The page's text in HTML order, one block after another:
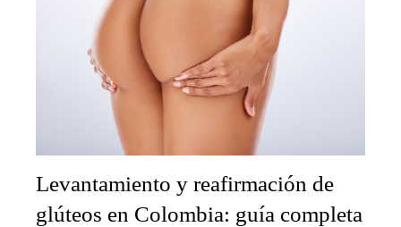
Levantamiento y reafirmación de
glúteos en Colombia: guía completa